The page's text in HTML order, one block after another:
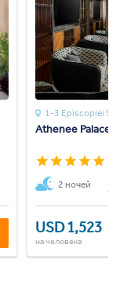
1-3 Episcopiei
Athenee Palace
2 ночей
USD 1,523
на человека